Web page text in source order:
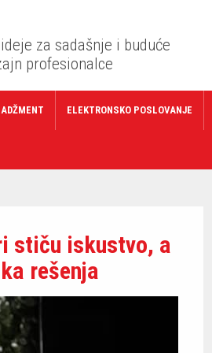
za sadašnje i buduće
profesionalce
ELEKTRONSKO POSLOVANJE
stiču iskustvo, a
rešenja